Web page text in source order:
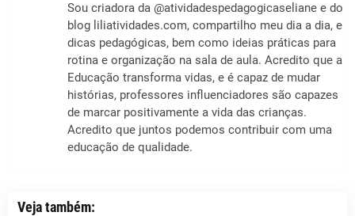
Sou criadora da @atividadespedagogicaseliane e do
blog liliatividades.com, compartilho meu dia a dia, e
dicas pedagógicas, bem como ideias práticas para
rotina e organização na sala de aula. Acredito que a
Educação transforma vidas, e é capaz de mudar
histórias, professores influenciadores são capazes
de marcar positivamente a vida das crianças.
Acredito que juntos podemos contribuir com uma
educação de qualidade.
Veja também: